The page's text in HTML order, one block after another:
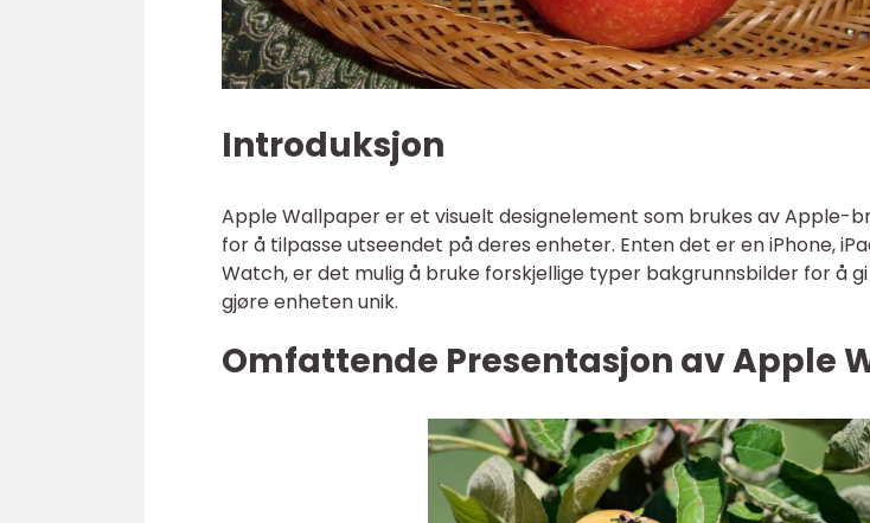
Introduksjon
Apple Wallpaper er et visuelt designelement som brukes av Apple-
for å tilpasse utseendet på deres enheter. Enten det er en iPhone,
Watch, er det mulig å bruke forskjellige typer bakgrunnsbilder for å
gjøre enheten unik.
Omfattende Presentasjon av Apple